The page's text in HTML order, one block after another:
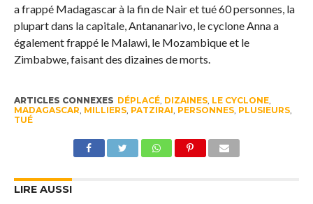
a frappé Madagascar à la fin de Nair et tué 60 personnes, la
plupart dans la capitale, Antananarivo, le cyclone Anna a
également frappé le Malawi, le Mozambique et le
Zimbabwe, faisant des dizaines de morts.
ARTICLES CONNEXES DÉPLACÉ, DIZAINES, LE CYCLONE,
MADAGASCAR, MILLIERS, PATZIRAI, PERSONNES, PLUSIEURS,
TUÉ
LIRE AUSSI